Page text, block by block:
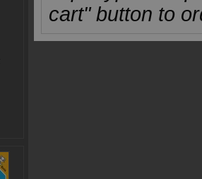
cart" button to